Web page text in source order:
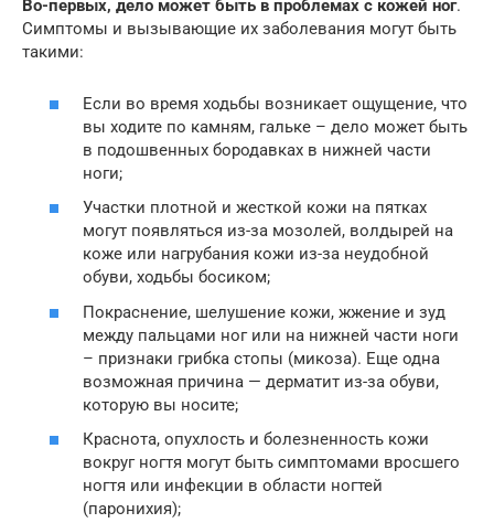
Во-первых, дело может быть в проблемах с кожей ног.
Симптомы и вызывающие их заболевания могут быть
такими:
Если во время ходьбы возникает ощущение, что
вы ходите по камням, гальке – дело может быть
в подошвенных бородавках в нижней части
ноги;
Участки плотной и жесткой кожи на пятках
могут появляться из-за мозолей, волдырей на
коже или нагрубания кожи из-за неудобной
обуви, ходьбы босиком;
Покраснение, шелушение кожи, жжение и зуд
между пальцами ног или на нижней части ноги
– признаки грибка стопы (микоза). Еще одна
возможная причина — дерматит из-за обуви,
которую вы носите;
Краснота, опухлость и болезненность кожи
вокруг ногтя могут быть симптомами вросшего
ногтя или инфекции в области ногтей
(паронихия);